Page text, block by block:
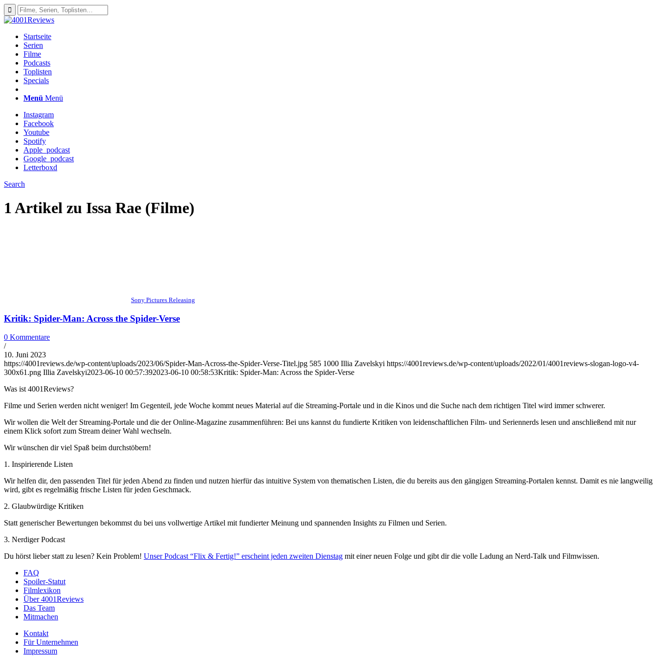
Startseite
Serien
Filme
Podcasts
Toplisten
Specials
Menü Menü
Instagram
Facebook
Youtube
Spotify
Apple_podcast
Google_podcast
Letterboxd
Search
1 Artikel zu Issa Rae (Filme)
Sony Pictures Releasing
Kritik: Spider-Man: Across the Spider-Verse
0 Kommentare
/
10. Juni 2023
https://4001reviews.de/wp-content/uploads/2023/06/Spider-Man-Across-the-Spider-Verse-Titel.jpg 585 1000 Illia Zavelskyi https://4001reviews.de/wp-content/uploads/2022/01/4001reviews-slogan-logo-v4-
300x61.png Illia Zavelskyi2023-06-10 00:57:392023-06-10 00:58:53Kritik: Spider-Man: Across the Spider-Verse
Was ist 4001Reviews?
Filme und Serien werden nicht weniger! Im Gegenteil, jede Woche kommt neues Material auf die Streaming-Portale und in die Kinos und die Suche nach dem richtigen Titel wird immer schwerer.
Wir wollen die Welt der Streaming-Portale und die der Online-Magazine zusammenführen: Bei uns kannst du fundierte Kritiken von leidenschaftlichen Film- und Seriennerds lesen und anschließend mit nur
einem Klick sofort zum Stream deiner Wahl wechseln.
Wir wünschen dir viel Spaß beim durchstöbern!
1. Inspirierende Listen
Wir helfen dir, den passenden Titel für jeden Abend zu finden und nutzen hierfür das intuitive System von thematischen Listen, die du bereits aus den gängigen Streaming-Portalen kennst. Damit es nie langweilig
wird, gibt es regelmäßig frische Listen für jeden Geschmack.
2. Glaubwürdige Kritiken
Statt generischer Bewertungen bekommst du bei uns vollwertige Artikel mit fundierter Meinung und spannenden Insights zu Filmen und Serien.
3. Nerdiger Podcast
Du hörst lieber statt zu lesen? Kein Problem! Unser Podcast “Flix & Fertig!” erscheint jeden zweiten Dienstag mit einer neuen Folge und gibt dir die volle Ladung an Nerd-Talk und Filmwissen.
FAQ
Spoiler-Statut
Filmlexikon
Über 4001Reviews
Das Team
Mitmachen
Kontakt
Für Unternehmen
Impressum